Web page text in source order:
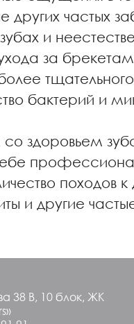
частых
и
за
бактерий и
походов
и другие
38 В, 10 блок, ЖК